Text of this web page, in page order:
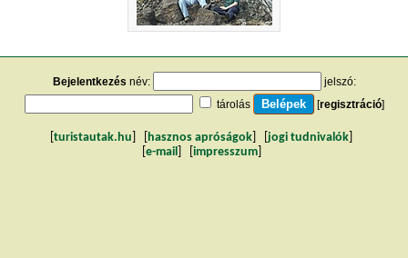
Bejelentkezés név:
jelszó:
tárolás
[regisztráció]
turistautak.hu hasznos apróságok jogi tudnivalók
e-mail impresszum]